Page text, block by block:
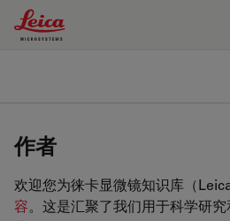
Leica Microsystems Logo
作者
欢迎您为徕卡显微镜知识库（
容。这是汇聚了我们用于科学研